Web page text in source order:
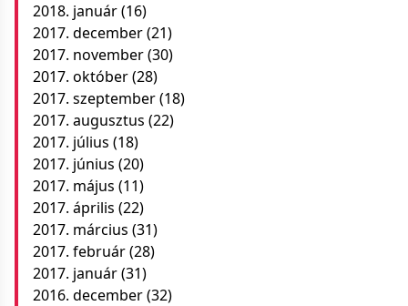
2018. január(16)
2017. december(21)
2017. november(30)
2017. október(28)
2017. szeptember(18)
2017. augusztus (22)
2017. július (18)
2017. június (20)
2017. május (11)
2017. április (22)
2017. március (31)
2017. február(28)
2017. január(31)
2016. december(32)